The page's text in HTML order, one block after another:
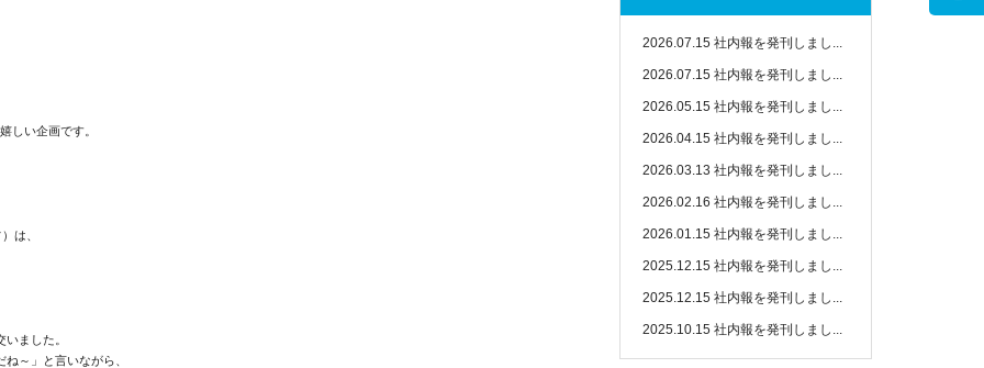
しい企画です。
は、
ました。
～」と言いながら、
2026.07.15 社内報を発刊しまし...
2026.07.15 社内報を発刊しまし...
2026.05.15 社内報を発刊しまし...
2026.04.15 社内報を発刊しまし...
2026.03.13 社内報を発刊しまし...
2026.02.16 社内報を発刊しまし...
2026.01.15 社内報を発刊しまし...
2025.12.15 社内報を発刊しまし...
2025.12.15 社内報を発刊しまし...
2025.10.15 社内報を発刊しまし...